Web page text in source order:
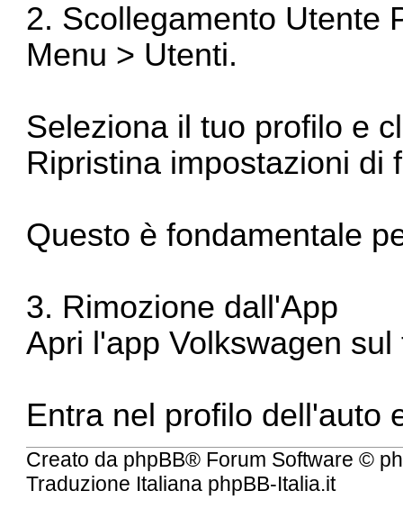
2. Scollegamento Utente
Menu > Utenti.
Seleziona il tuo profilo e
Ripristina impostazioni di
Questo è fondamentale
3. Rimozione dall'App
Apri l'app Volkswagen sul
Entra nel profilo dell'auto
Creato da phpBB® Forum Software ©
Traduzione Italiana phpBB-Italia.it